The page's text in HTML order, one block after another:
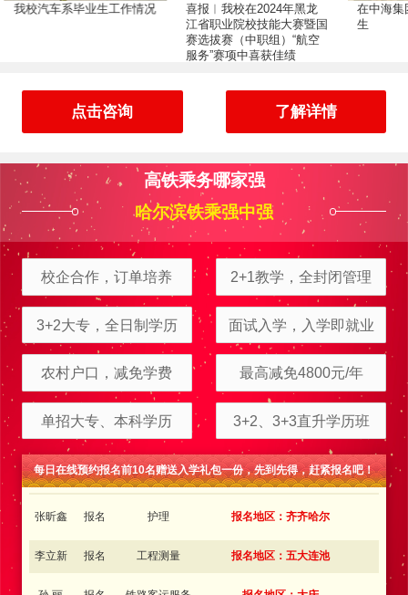
我校汽车系毕业生工作情况
喜报︱我校在2024年黑龙
江省职业院校技能大赛暨国
赛选拔赛（中职组）“航空
服务”赛项中喜获佳绩
在中海
生
点击咨询 了解详情
高铁乘务哪家强
哈尔滨铁乘强中强
校企合作，订单培养 2+1教学，全封闭管理
3+2大专，全日制学历 面试入学，入学即就业
农村户口，减免学费 最高减免4800元/年
单招大专、本科学历 3+2、3+3直升学历班
每日在线预约报名前10名赠送入学礼包一份，先到先得，赶紧报名吧！
周立可 报名 电子商务 报名地区：伊春
报名 铁路客运服务 报名地区：肇东
张昕鑫 报名 护理 报名地区：齐齐哈尔